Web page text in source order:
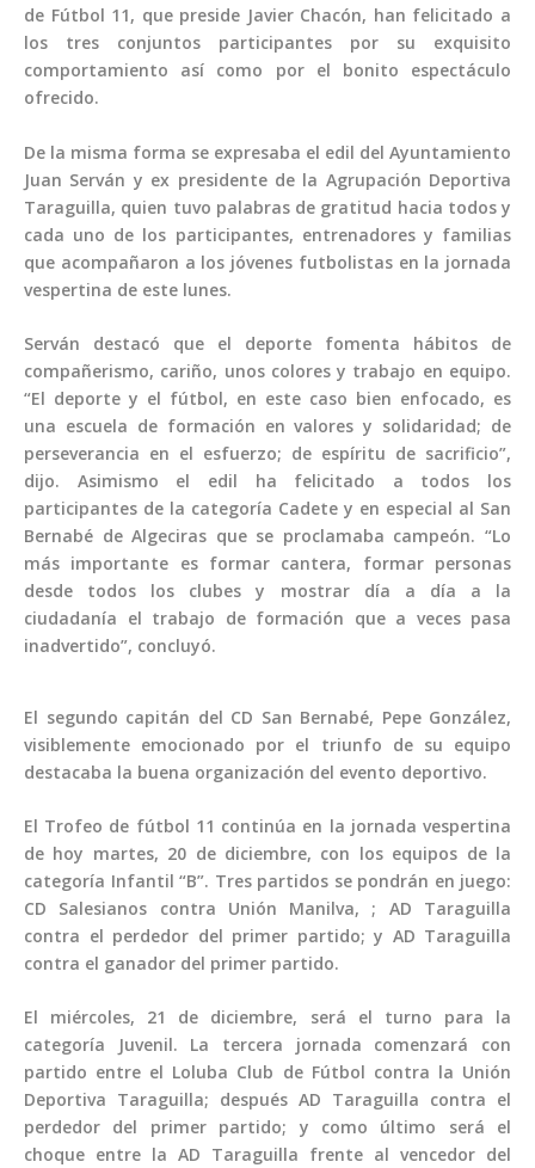
de Fútbol 11, que preside Javier Chacón, han felicitado a
los tres conjuntos participantes por su exquisito
comportamiento así como por el bonito espectáculo
ofrecido.
De la misma forma se expresaba el edil del Ayuntamiento
Juan Serván y ex presidente de la Agrupación Deportiva
Taraguilla, quien tuvo palabras de gratitud hacia todos y
cada uno de los participantes, entrenadores y familias
que acompañaron a los jóvenes futbolistas en la jornada
vespertina de este lunes.
Serván destacó que el deporte fomenta hábitos de
compañerismo, cariño, unos colores y trabajo en equipo.
“El deporte y el fútbol, en este caso bien enfocado, es
una escuela de formación en valores y solidaridad; de
perseverancia en el esfuerzo; de espíritu de sacrificio”,
dijo. Asimismo el edil ha felicitado a todos los
participantes de la categoría Cadete y en especial al San
Bernabé de Algeciras que se proclamaba campeón. “Lo
más importante es formar cantera, formar personas
desde todos los clubes y mostrar día a día a la
ciudadanía el trabajo de formación que a veces pasa
inadvertido”, concluyó.
‌El segundo capitán del CD San Bernabé, Pepe González,
visiblemente emocionado por el triunfo de su equipo
destacaba la buena organización del evento deportivo.
El Trofeo de fútbol 11 continúa en la jornada vespertina
de hoy martes, 20 de diciembre, con los equipos de la
categoría Infantil “B”. Tres partidos se pondrán en juego:
CD Salesianos contra Unión Manilva, ; AD Taraguilla
contra el perdedor del primer partido; y AD Taraguilla
contra el ganador del primer partido.
El miércoles, 21 de diciembre, será el turno para la
categoría Juvenil. La tercera jornada comenzará con
partido entre el Loluba Club de Fútbol contra la Unión
Deportiva Taraguilla; después AD Taraguilla contra el
perdedor del primer partido; y como último será el
choque entre la AD Taraguilla frente al vencedor del